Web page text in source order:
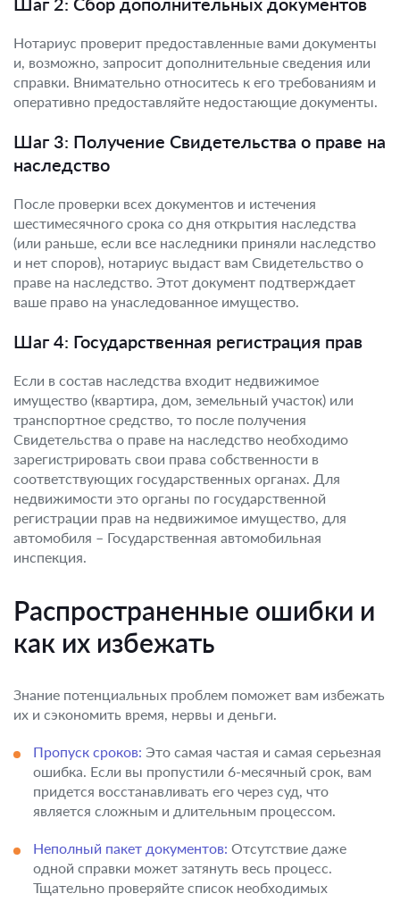
Нотариус проверит предоставленные вами документы
и, возможно, запросит дополнительные сведения или
справки. Внимательно относитесь к его требованиям и
оперативно предоставляйте недостающие документы.
Шаг 3: Получение Свидетельства о праве на
наследство
После проверки всех документов и истечения
шестимесячного срока со дня открытия наследства
(или раньше, если все наследники приняли наследство
и нет споров), нотариус выдаст вам Свидетельство о
праве на наследство. Этот документ подтверждает
ваше право на унаследованное имущество.
Шаг 4: Государственная регистрация прав
Если в состав наследства входит недвижимое
имущество (квартира, дом, земельный участок) или
транспортное средство, то после получения
Свидетельства о праве на наследство необходимо
зарегистрировать свои права собственности в
соответствующих государственных органах. Для
недвижимости это органы по государственной
регистрации прав на недвижимое имущество, для
автомобиля – Государственная автомобильная
инспекция.
Распространенные ошибки и
как их избежать
Знание потенциальных проблем поможет вам избежать
их и сэкономить время, нервы и деньги.
Пропуск сроков: Это самая частая и самая серьезная
ошибка. Если вы пропустили 6-месячный срок, вам
придется восстанавливать его через суд, что
является сложным и длительным процессом.
Неполный пакет документов: Отсутствие даже
одной справки может затянуть весь процесс.
Тщательно проверяйте список необходимых